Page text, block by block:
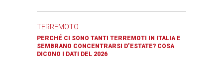
TERREMOTO
PERCHÉ CI SONO TANTI TERREMOTI IN ITALIA E
SEMBRANO CONCENTRARSI D’ESTATE? COSA
DICONO I DATI DEL 2026